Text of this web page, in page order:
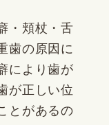
・頬杖・舌
歯の原因に
により歯が
が正しい位
とがあるの